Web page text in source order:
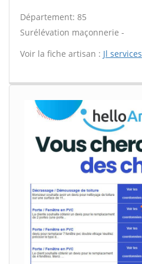
Département: 85
Surélévation maçonnerie -
Voir la fiche artisan : Jl services